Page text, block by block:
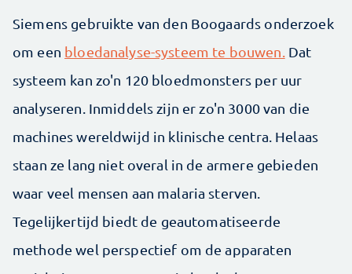
Siemens gebruikte van den Boogaards onderzoek
om een bloedanalyse-systeem te bouwen.Dat
systeem kan zo'n 120 bloedmonsters per uur
analyseren. Inmiddels zijn er zo'n 3000 van die
machines wereldwijd in klinische centra. Helaas
staan ze lang niet overal in de armere gebieden
waar veel mensen aan malaria sterven.
Tegelijkertijd biedt de geautomatiseerde
methode wel perspectief om de apparaten